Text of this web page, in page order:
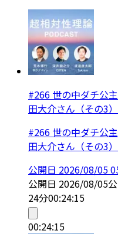
#266 世の中ダチ公
田大介さん（その3）
#266 世の中ダチ公
田大介さん（その3）
公開日 2026/08/05
公開日 2026/08/05
24分00:24:15
00:24:15